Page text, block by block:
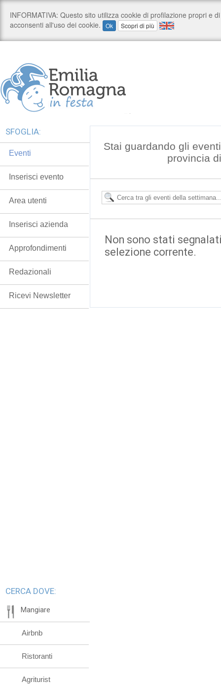
Stai guardando gli
provincia
Non sono stati
selezione corrente.
SFOGLIA:
Eventi
Inserisci evento
Area utenti
Inserisci azienda
Approfondimenti
Redazionali
Ricevi Newsletter
CERCA DOVE:
Mangiare
Airbnb
Ristoranti
Agriturist